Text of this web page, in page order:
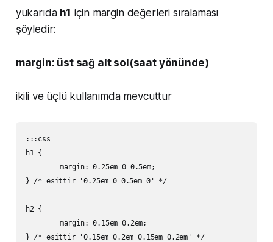
yukarıda h1 için margin değerleri sıralaması
şöyledir:
margin: üst sağ alt sol(saat yönünde)
ikili ve üçlü kullanımda mevcuttur
:::css
h1 {
} /* esittir '0.25em 0 0.5em 0' */
h2 {
} /* esittir '0.15em 0.2em 0.15em 0.2em' */